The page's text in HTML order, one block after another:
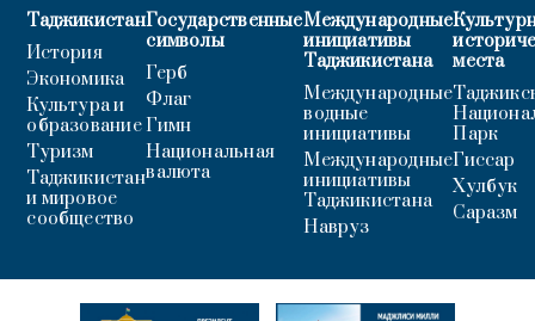
Таджикистан
История
Экономика
Культура и
образование
Туризм
Таджикистан
и мировое
сообщество
Государственные
символы
Герб
Флаг
Гимн
Национальная
валюта
Международные
инициативы
Таджикистана
Международные
водные
инициативы
Международные
инициативы
Таджикистана
Навруз
места
Парк
Гиссар
Хулбук
Саразм